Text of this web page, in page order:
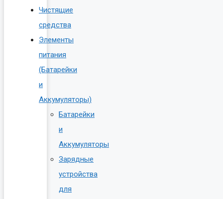
Чистящие
средства
Элементы
питания
(Батарейки
и
Аккумуляторы)
Батарейки
и
Аккумуляторы
Зарядные
устройства
для